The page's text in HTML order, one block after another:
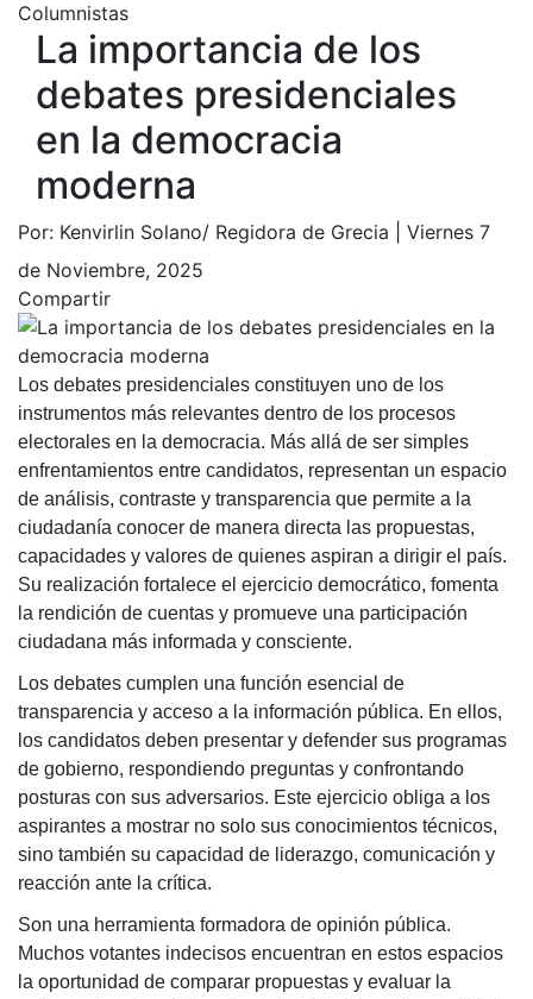
Columnistas
La importancia de los
debates presidenciales
en la democracia
moderna
Por: Kenvirlin Solano/ Regidora de Grecia | Viernes 7
de Noviembre, 2025
Compartir
Los debates presidenciales constituyen uno de los
instrumentos más relevantes dentro de los procesos
electorales en la democracia. Más allá de ser simples
enfrentamientos entre candidatos, representan un espacio
de análisis, contraste y transparencia que permite a la
ciudadanía conocer de manera directa las propuestas,
capacidades y valores de quienes aspiran a dirigir el país.
Su realización fortalece el ejercicio democrático, fomenta
la rendición de cuentas y promueve una participación
ciudadana más informada y consciente.
Los debates cumplen una función esencial de
transparencia y acceso a la información pública. En ellos,
los candidatos deben presentar y defender sus programas
de gobierno, respondiendo preguntas y confrontando
posturas con sus adversarios. Este ejercicio obliga a los
aspirantes a mostrar no solo sus conocimientos técnicos,
sino también su capacidad de liderazgo, comunicación y
reacción ante la crítica.
Son una herramienta formadora de opinión pública.
Muchos votantes indecisos encuentran en estos espacios
la oportunidad de comparar propuestas y evaluar la